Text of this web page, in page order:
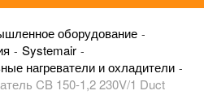
оборудование
Systemair
нагреватели и охладители
CB 150-1,2 230V/1 Duct